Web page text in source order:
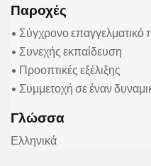
Παροχές
• Σύγχρονο επαγγελματικό
• Συνεχής εκπαίδευση
• Προοπτικές εξέλιξης
• Συμμετοχή σε έναν
Γλώσσα
Ελληνικά